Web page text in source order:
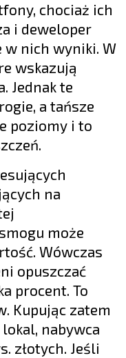
chociaż ich
i deweloper
w nich wyniki. W
wskazują
Jednak te
a tańsze
poziomy i to
na
może
Wówczas
opuszczać
procent. To
Kupując zatem
nabywca
złotych. Jeśli